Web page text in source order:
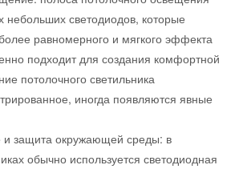
небольших светодиодов, которые
равномерного и мягкого эффекта
подходит для создания комфортной
потолочного светильника
иногда появляются явные
и защита окружающей среды: в
обычно используется светодиодная